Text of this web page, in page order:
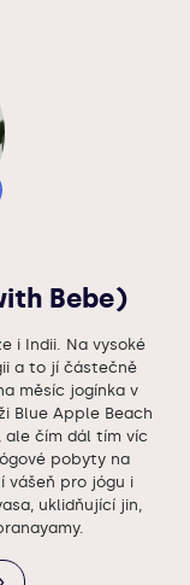
Bebe)
i Indii. Na vysoké
a to jí částečně
měsíc jogínka v
Blue Apple Beach
ale čím dál tím víc
pobyty na
vášeň pro jógu i
uklidňující jin,